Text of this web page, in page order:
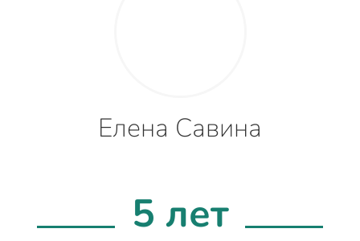
Елена Савина
5 лет